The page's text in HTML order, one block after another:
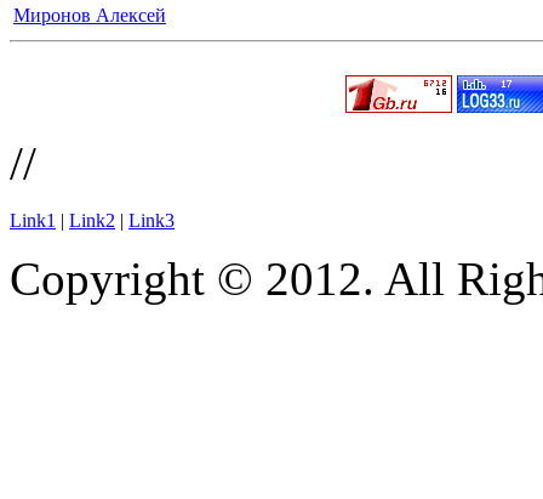
Миронов Алексей
//
Link1 | Link2 | Link3
Copyright © 2012. All